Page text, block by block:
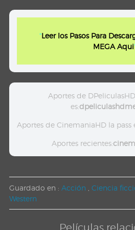
"Leer los Pasos Para
MEGA Aqui
Aportes de
es:
Aportes de CinemaniaHD la pass
Aportes recientes:
Guardado en : Acción Ciencia
Western